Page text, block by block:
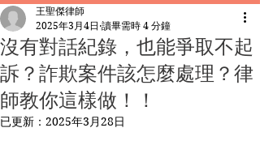
沒有對話紀錄，也能爭取不起
訴？詐欺案件該怎麼處理？律
師教你這樣做！！
王聖傑律師
2025年3月4日 讀畢需時 4 分鐘
已更新： 2025年3月28日